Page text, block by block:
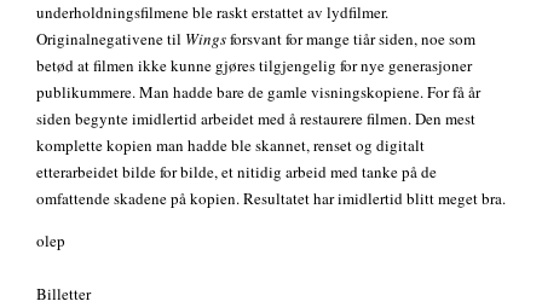
underholdningsfilmene ble raskt erstattet av lydfilmer.
Originalnegativene til Wingsforsvant for mange tiår siden, noe som
betød at filmen ikke kunne gjøres tilgjengelig for nye generasjoner
publikummere. Man hadde bare de gamle visningskopiene. For få år
siden begynte imidlertid arbeidet med å restaurere filmen. Den mest
komplette kopien man hadde ble skannet, renset og digitalt
etterarbeidet bilde for bilde, et nitidig arbeid med tanke på de
omfattende skadene på kopien. Resultatet har imidlertid blitt meget bra.
olep
Billetter